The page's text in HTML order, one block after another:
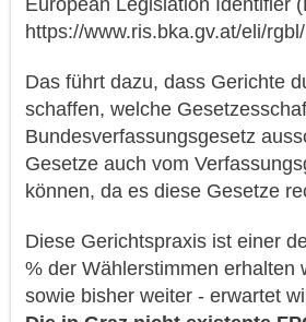
https://www.ris.bka.gv.at/eli/
Das führt dazu, dass Gerichte
schaffen, welche
Bundesverfassungsgesetz
Gesetze auch vom
können, da es diese Gesetze
Diese Gerichtspraxis ist einer
% der Wählerstimmen erhalten
sowie bisher weiter - erwartet